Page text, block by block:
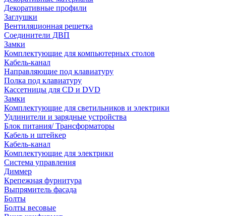
Декоративные профили
Заглушки
Вентиляционная решетка
Соединители ДВП
Замки
Комплектующие для компьютерных столов
Кабель-канал
Направляющие под клавиатуру
Полка под клавиатуру
Кассетницы для CD и DVD
Замки
Комплектующие для светильников и электрики
Удлинители и зарядные устройства
Блок питания/ Трансформаторы
Кабель и штейкер
Кабель-канал
Комплектующие для электрики
Система управления
Диммер
Крепежная фурнитура
Выпрямитель фасада
Болты
Болты весовые